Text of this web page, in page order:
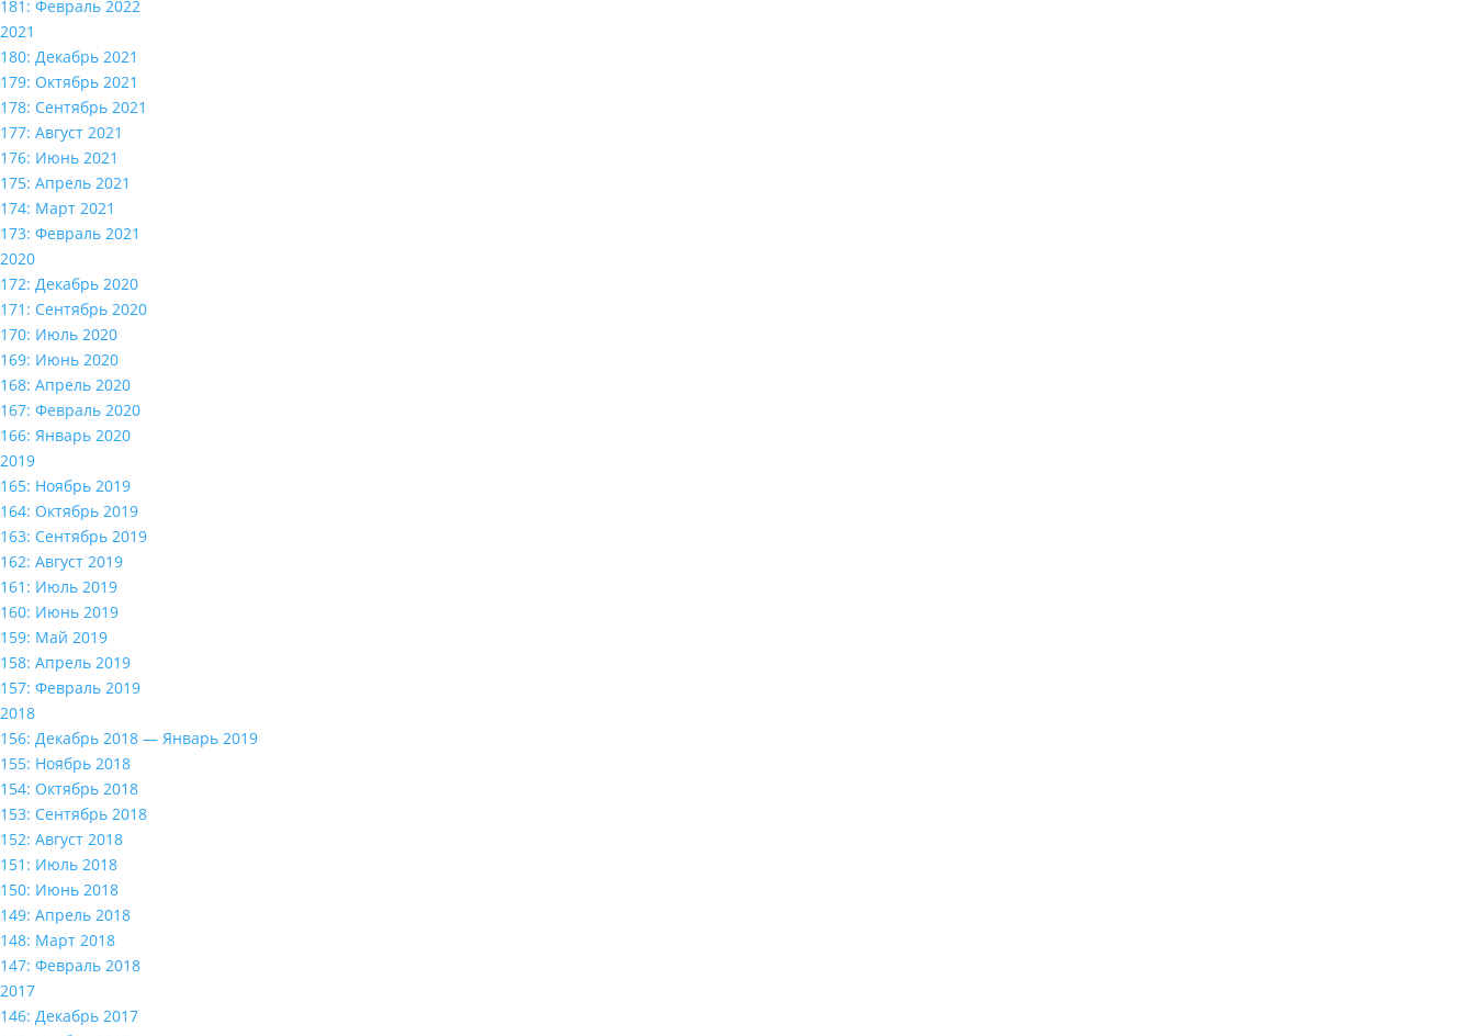
181: Февраль 2022
2021
180: Декабрь 2021
179: Октябрь 2021
178: Сентябрь 2021
177: Август 2021
176: Июнь 2021
175: Апрель 2021
174: Март 2021
173: Февраль 2021
2020
172: Декабрь 2020
171: Сентябрь 2020
170: Июль 2020
169: Июнь 2020
168: Апрель 2020
167: Февраль 2020
166: Январь 2020
2019
165: Ноябрь 2019
164: Октябрь 2019
163: Сентябрь 2019
162: Август 2019
161: Июль 2019
160: Июнь 2019
159: Май 2019
158: Апрель 2019
157: Февраль 2019
2018
156: Декабрь 2018 — Январь 2019
155: Ноябрь 2018
154: Октябрь 2018
153: Сентябрь 2018
152: Август 2018
151: Июль 2018
150: Июнь 2018
149: Апрель 2018
148: Март 2018
147: Февраль 2018
2017
146: Декабрь 2017